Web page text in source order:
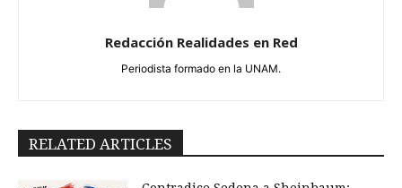
Redacción Realidades en Red
Periodista formado en la UNAM.
RELATED ARTICLES